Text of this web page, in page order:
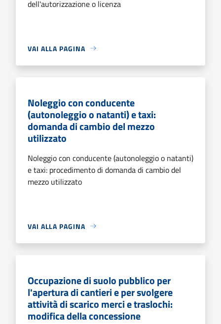
dell'autorizzazione o licenza
VAI ALLA PAGINA
Noleggio con conducente
(autonoleggio o natanti) e taxi:
domanda di cambio del mezzo
utilizzato
Noleggio con conducente (autonoleggio o natanti)
e taxi: procedimento di domanda di cambio del
mezzo utilizzato
VAI ALLA PAGINA
Occupazione di suolo pubblico per
l'apertura di cantieri e per svolgere
attività di scarico merci e traslochi:
modifica della concessione